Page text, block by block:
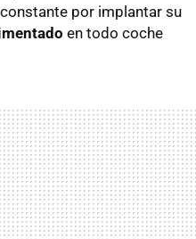
por implantar su
en todo coche